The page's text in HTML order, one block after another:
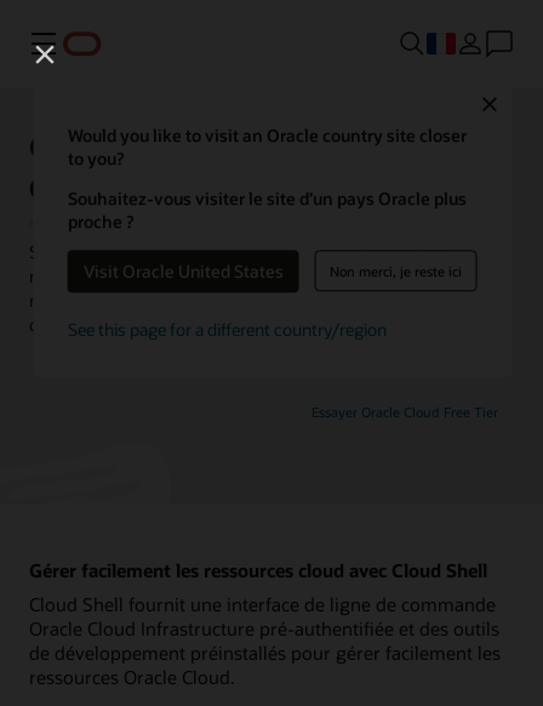
Menu
Would you like to visit an Oracle country site closer
to you?
Souhaitez-vous visiter le site d’un pays Oracle plus
proche ?
Visit Oracle United States Non merci, je reste ici
See this page for a different country/region
Essayer Oracle Cloud Free Tier
Oracle Cloud Infrastructure
Cloud Shell
Simplifiez le développement d’applications et l’accès aux
ressources Cloud avec Cloud Shell, un terminal basé sur un
navigateur qui fournit un shell Linux et une interface de ligne de
commande (CLI) pré-authentifiée.
Gérer facilement les ressources cloud avec Cloud Shell
Cloud Shell fournit une interface de ligne de commande
Oracle Cloud Infrastructure pré-authentifiée et des outils
de développement préinstallés pour gérer facilement les
ressources Oracle Cloud.